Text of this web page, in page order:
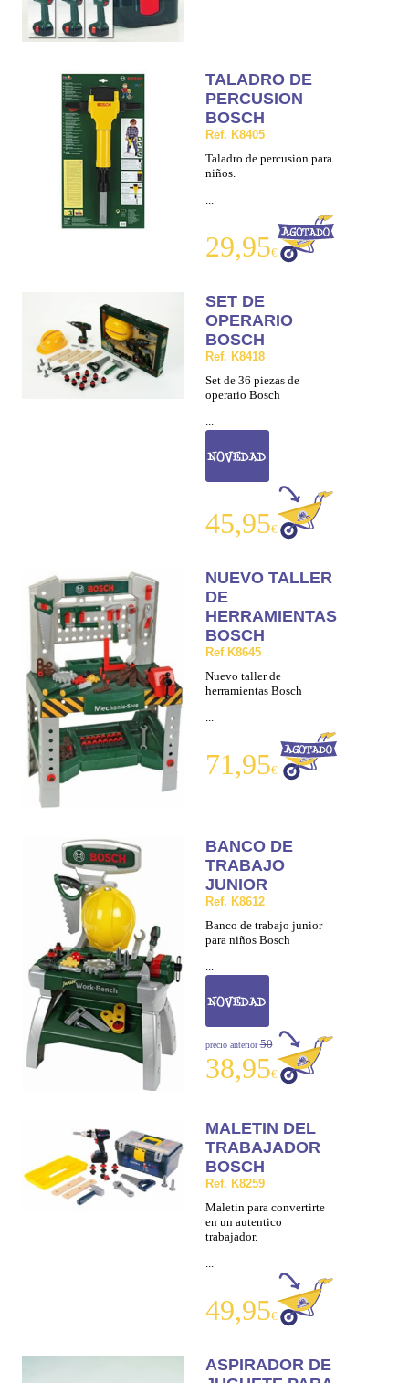
TALADRO DE
PERCUSION
BOSCH
Ref. K8405
Taladro de percusion para
niños.
...
29,95€
SET DE
OPERARIO
BOSCH
Ref. K8418
Set de 36 piezas de
operario Bosch
...
45,95€
NUEVO TALLER
DE
HERRAMIENTAS
BOSCH
Ref.K8645
Nuevo taller de
herramientas Bosch
...
71,95€
BANCO DE
TRABAJO
JUNIOR
Ref. K8612
Banco de trabajo junior
para niños Bosch
...
precio anterior50
38,95€
MALETIN DEL
TRABAJADOR
BOSCH
Ref. K8259
Maletin para convertirte
en un autentico
trabajador.
...
49,95€
ASPIRADOR DE